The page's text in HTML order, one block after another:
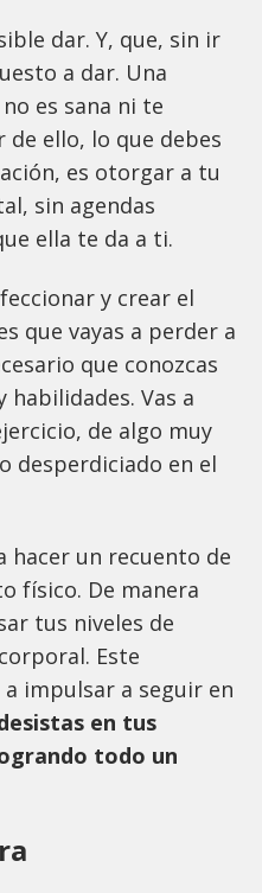
dar. Y, que, sin ir
a dar. Una
es sana ni te
de ello, lo que debes
es otorgar a tu
sin agendas
ella te da a ti.
y crear el
que vayas a perder a
que conozcas
Vas a
de algo muy
desperdiciado en el
hacer un recuento de
físico. De manera
tus niveles de
Este
impulsar a seguir en
en tus
todo un